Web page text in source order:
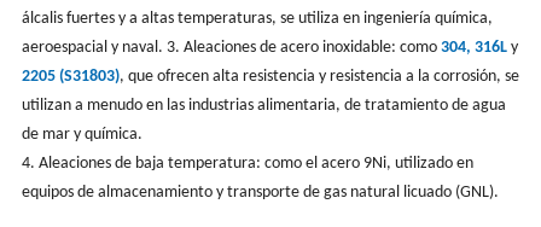
álcalis fuertes y a altas temperaturas, se utiliza en ingeniería química,
aeroespacial y naval. 3. Aleaciones de acero inoxidable: como 304, 316Ly
2205 (S31803), que ofrecen alta resistencia y resistencia a la corrosión, se
utilizan a menudo en las industrias alimentaria, de tratamiento de agua
de mar y química.
4. Aleaciones de baja temperatura: como el acero 9Ni, utilizado en
equipos de almacenamiento y transporte de gas natural licuado (GNL).